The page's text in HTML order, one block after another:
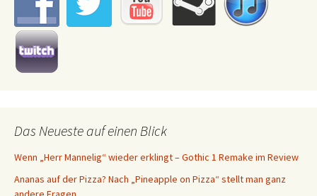
Das Neueste auf einen Blick
Wenn „Herr Mannelig“ wieder erklingt – Gothic 1 Remake im Review
Ananas auf der Pizza? Nach „Pineapple on Pizza“ stellt man ganz